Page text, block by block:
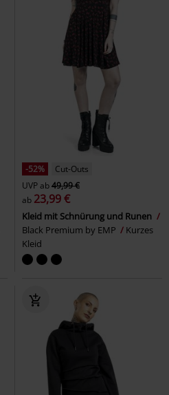
-52%
Cut-Outs
UVPab49,99 €
ab 23,99 €
Kleid mit Schnürung und Runen
Black Premium by EMP
Kurzes
Kleid